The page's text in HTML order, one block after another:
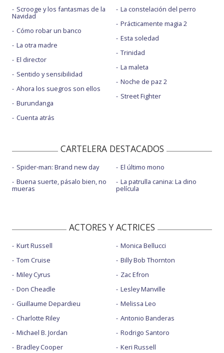
Scrooge y los fantasmas de la
Navidad
Cómo robar un banco
La otra madre
El director
Sentido y sensibilidad
Ahora los suegros son ellos
Burundanga
Cuenta atrás
La constelación del perro
Prácticamente magia 2
Esta soledad
Trinidad
La maleta
Noche de paz 2
Street Fighter
CARTELERA DESTACADOS
Spider-man: Brand new day
Buena suerte, pásalo bien, no
mueras
El último mono
La patrulla canina: La dino
película
ACTORES Y ACTRICES
Kurt Russell
Tom Cruise
Miley Cyrus
Don Cheadle
Guillaume Depardieu
Charlotte Riley
Michael B. Jordan
Bradley Cooper
Monica Bellucci
Billy Bob Thornton
Zac Efron
Lesley Manville
Melissa Leo
Antonio Banderas
Rodrigo Santoro
Keri Russell